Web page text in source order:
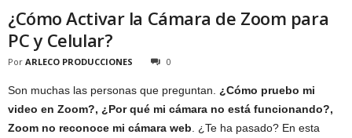
¿Cómo Activar la Cámara de Zoom para
PC y Celular?
Por ARLECO PRODUCCIONES 0
Son muchas las personas que preguntan. ¿Cómo pruebo mi
video en Zoom?, ¿Por qué mi cámara no está funcionando?,
Zoom no reconoce mi cámara web . ¿Te ha pasado? En esta